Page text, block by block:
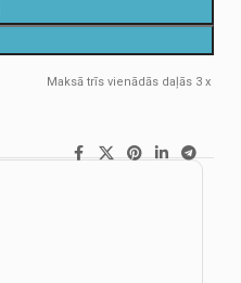
Maksā trīs vienādās daļās 3 x